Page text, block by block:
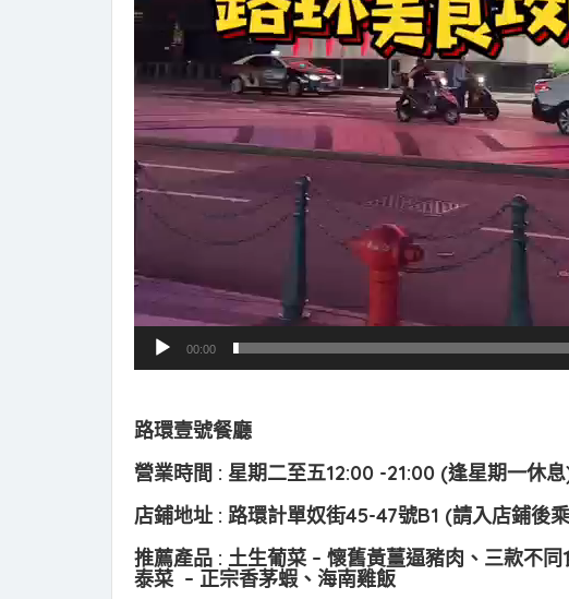
00:00
路環壹號餐廳
營業時間 : 星期二至五12:00 -21:00 (逢星期一休
店鋪地址 : 路環計單奴街45-47號B1 (請入店鋪後
推薦產品 : 土生葡菜 – 懷舊黃薑逼豬肉、三款不
泰菜 – 正宗香茅蝦、海南雞飯